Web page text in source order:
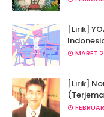
[Lirik]
MARET
[Lirik]